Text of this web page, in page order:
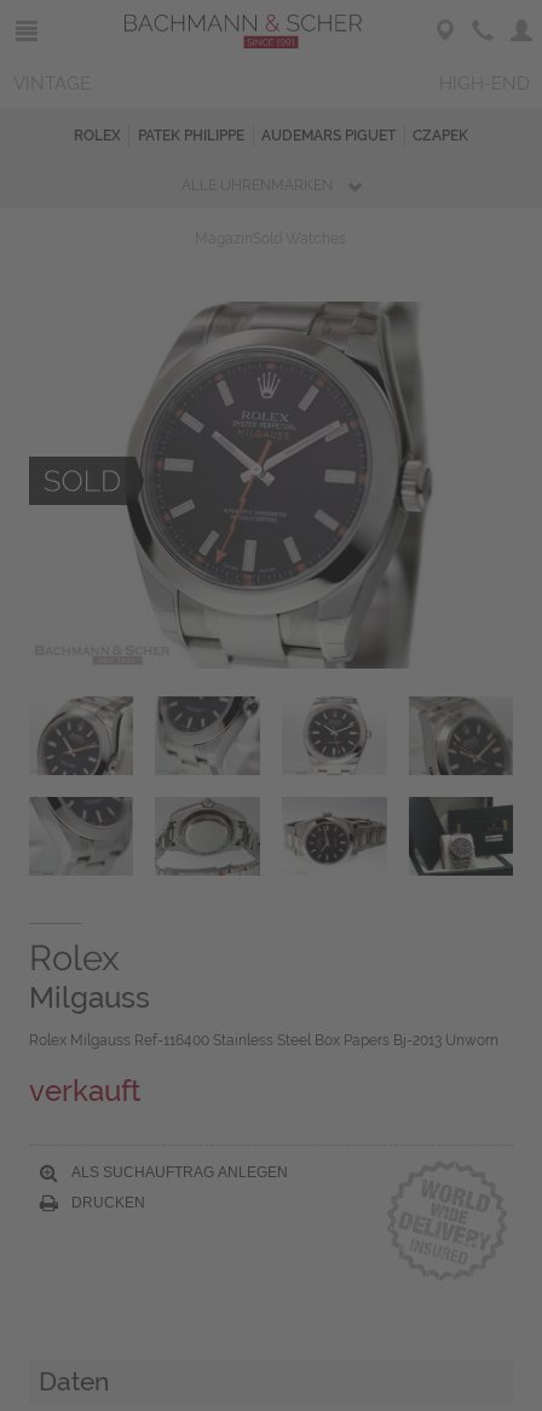
ROLEX PATEK PHILIPPE AUDEMARS PIGUET CZAPEK
Rolex
Milgauss
Rolex Milgauss Ref-116400 Stainless Steel Box Papers Bj-2013 Unworn
verkauft
ALS SUCHAUFTRAG ANLEGEN
DRUCKEN
Daten